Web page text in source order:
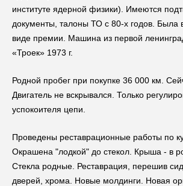
институте ядерной физики). Имеются
документы, талоны ТО с 80-х годов. Была
виде премии. Машина из первой
«Троек» 1973 г.
Родной пробег при покупке 36 000 км.
Двигатель не вскрывался. Только
успокоителя цепи.
Проведены реставрационные работы по
Окрашена "лодкой" до стекол. Крыша - в
Стекла родные. Реставрация, перешив
дверей, хрома. Новые молдинги. Новая